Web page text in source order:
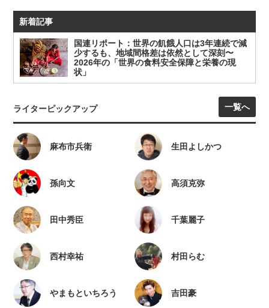
新着記事
国連リポート：世界の飢餓人口は3年連続で減
少するも、地域間格差は依然として深刻〜
2026年の「世界の食料安全保障と栄養の現
状」
ライターピックアップ 一覧へ
麻布市兵衛 生田よしかつ
孫向文 高須克弥
田中秀臣 千葉麗子
西村幸祐 村田らむ
やまもといちろう 吉田豪